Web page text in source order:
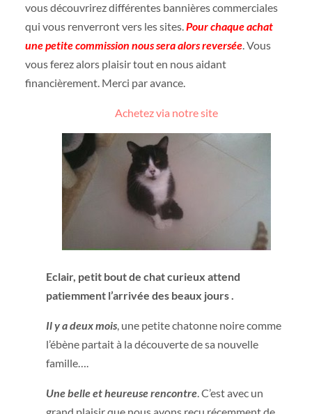
vous découvrirez différentes bannières commerciales
qui vous renverront vers les sites.Pour chaque achat
une petite commission nous sera alors reversée. Vous
vous ferez alors plaisir tout en nous aidant
financièrement. Merci par avance.
Achetez via notre site
Eclair, petit bout de chat curieux attend
patiemment l’arrivée des beaux jours .
Il y a deux mois, une petite chatonne noire comme
l’ébène partait à la découverte de sa nouvelle
famille….
Une belle et heureuse rencontre. C’est avec un